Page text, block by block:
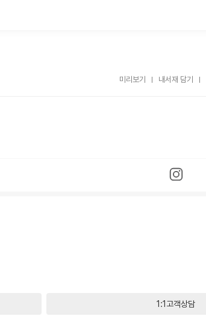
미리보기 내서재 담기
1:1고객상담